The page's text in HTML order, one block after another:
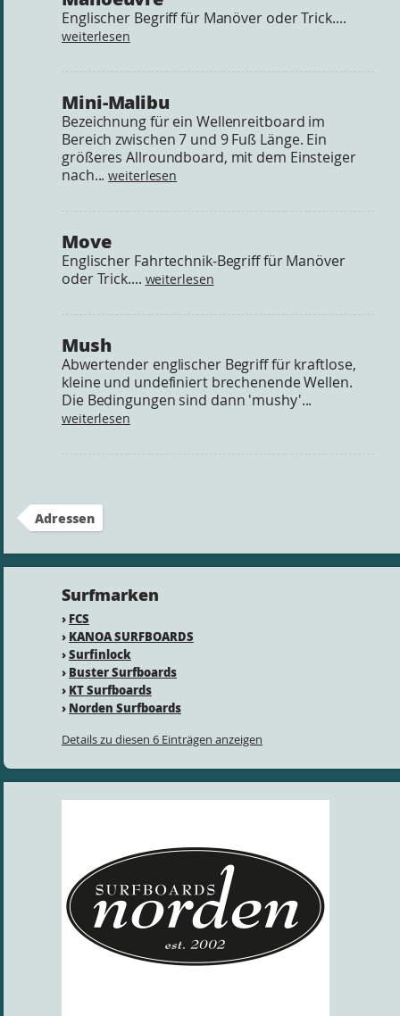
Englischer Begriff für Manöver oder Trick....
weiterlesen
Mini-Malibu
Bezeichnung für ein Wellenreitboard im
Bereich zwischen 7 und 9 Fuß Länge. Ein
größeres Allroundboard, mit dem Einsteiger
nach...weiterlesen
Move
Englischer Fahrtechnik-Begriff für Manöver
oder Trick.... weiterlesen
Mush
Abwertender englischer Begriff für kraftlose,
kleine und undefiniert brechenende Wellen.
Die Bedingungen sind dann 'mushy'...
weiterlesen
Adressen
Surfmarken
› FCS
› KANOA SURFBOARDS
›Surfinlock
› Buster Surfboards
› KT Surfboards
› Norden Surfboards
Details zu diesen 6 Einträgen anzeigen